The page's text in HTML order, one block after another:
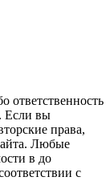
ответственность
Если вы
права,
Любые
в до
с